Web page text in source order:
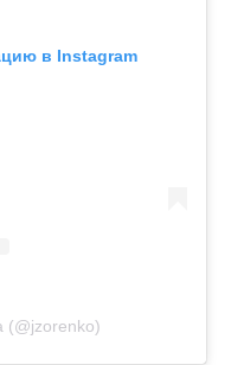
в Instagram
(@jzorenko)